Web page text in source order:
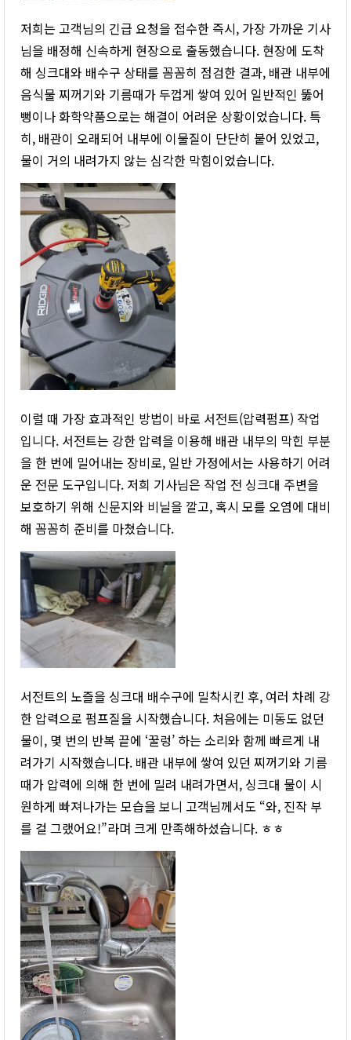
저희는 고객님의 긴급 요청을 접수한 즉시, 가장 가까운 기사
님을 배정해 신속하게 현장으로 출동했습니다. 현장에 도착
해 싱크대와 배수구 상태를 꼼꼼히 점검한 결과, 배관 내부에
음식물 찌꺼기와 기름때가 두껍게 쌓여 있어 일반적인 뚫어
뻥이나 화학약품으로는 해결이 어려운 상황이었습니다. 특
히, 배관이 오래되어 내부에 이물질이 단단히 붙어 있었고,
물이 거의 내려가지 않는 심각한 막힘이었습니다.
이럴 때 가장 효과적인 방법이 바로 서전트(압력펌프) 작업
입니다. 서전트는 강한 압력을 이용해 배관 내부의 막힌 부분
을 한 번에 밀어내는 장비로, 일반 가정에서는 사용하기 어려
운 전문 도구입니다. 저희 기사님은 작업 전 싱크대 주변을
보호하기 위해 신문지와 비닐을 깔고, 혹시 모를 오염에 대비
해 꼼꼼히 준비를 마쳤습니다.
서전트의 노즐을 싱크대 배수구에 밀착시킨 후, 여러 차례 강
한 압력으로 펌프질을 시작했습니다. 처음에는 미동도 없던
물이, 몇 번의 반복 끝에 ‘꿀렁’ 하는 소리와 함께 빠르게 내
려가기 시작했습니다. 배관 내부에 쌓여 있던 찌꺼기와 기름
때가 압력에 의해 한 번에 밀려 내려가면서, 싱크대 물이 시
원하게 빠져나가는 모습을 보니 고객님께서도 “와, 진작 부
를 걸 그랬어요!”라며 크게 만족해하셨습니다. ㅎㅎ